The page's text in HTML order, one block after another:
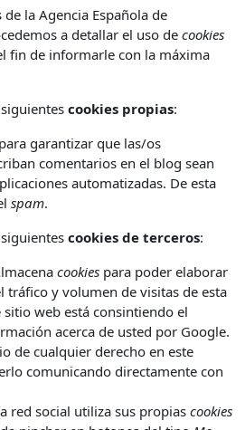
la Agencia Española de
a detallar el uso de cookies
fin de informarle con la máxima
cookies propias:
garantizar que las/os
comentarios en el blog sean
automatizadas. De esta
spam.
cookies de terceros:
cookies para poder elaborar
tráfico y volumen de visitas de esta
web está consintiendo el
acerca de usted por Google.
de cualquier derecho en este
comunicando directamente con
red social utiliza sus propias cookies